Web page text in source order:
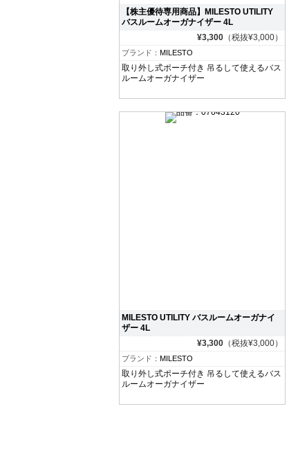
【株主優待専用商品】MILESTO UTILITY
バスルームオーガナイザー 4L
¥3,300 （税抜¥3,000）
ブランド： MILESTO
取り外し式ポーチ付き 吊るして使えるバス
ルームオーガナイザー
MILESTO UTILITY バスルームオーガナイ
ザー 4L
¥3,300 （税抜¥3,000）
ブランド： MILESTO
取り外し式ポーチ付き 吊るして使えるバス
ルームオーガナイザー